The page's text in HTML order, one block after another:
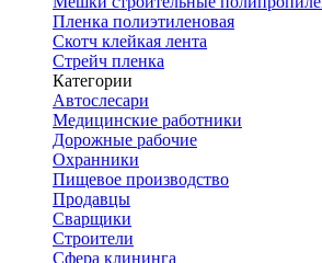
Пленка полиэтиленовая
Скотч клейкая лента
Стрейч пленка
Категории
Автослесари
Медицинские работники
Дорожные рабочие
Охранники
Пищевое производство
Продавцы
Сварщики
Строители
Сфера клининга